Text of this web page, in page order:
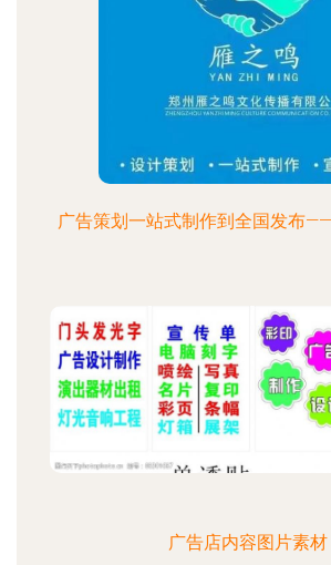
广告策划一站式制作到全国发布
广告店内容图片素材